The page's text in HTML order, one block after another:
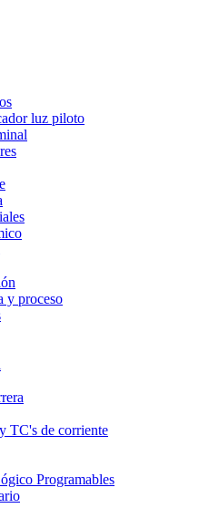
luz piloto
y proceso
TC's de corriente
Programables